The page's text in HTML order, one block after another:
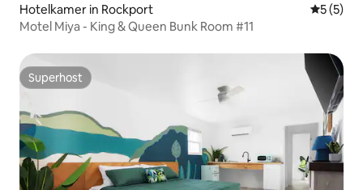
Hotelkamer in Rockport
5 (5)
Motel Miya - King & Queen Bunk Room #11
Superhost
Superhost